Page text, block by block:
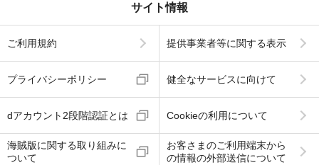
サイト情報
ご利用規約 提供事業者等に関する表示
プライバシーポリシー 健全なサービスに向けて
dアカウント2段階認証とは Cookieの利用について
海賊版に関する取り組みに
ついて
お客さまのご利用端末から
の情報の外部送信について